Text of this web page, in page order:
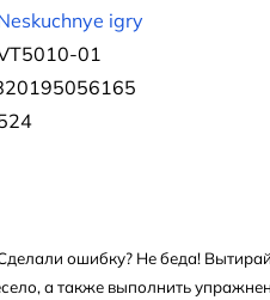
igry
01
ошибку? Не беда!
а также выполнить